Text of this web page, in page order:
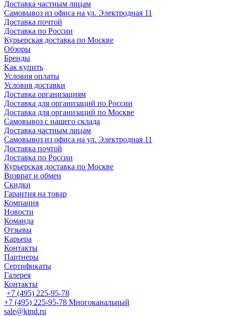
Доставка частным лицам
Самовывоз из офиса на ул. Электродная 11
Доставка почтой
Доставка по России
Курьерская доставка по Москве
Обзоры
Бренды
Как купить
Условия оплаты
Условия доставки
Доставка организациям
Доставка для организаций по России
Доставка для организаций по Москве
Самовывоз с нашего склада
Доставка частным лицам
Самовывоз из офиса на ул. Электродная 11
Доставка почтой
Доставка по России
Курьерская доставка по Москве
Возврат и обмен
Скидки
Гарантия на товар
Компания
Новости
Команда
Отзывы
Карьера
Контакты
Партнеры
Сертификаты
Галерея
Контакты
+7 (495) 225-95-78
+7 (495) 225-95-78 Многоканальный
sale@ktnd.ru